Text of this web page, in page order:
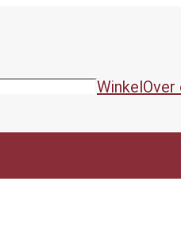
WinkelOver